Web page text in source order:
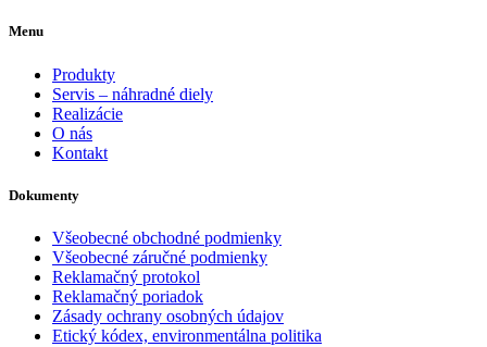
Menu
Produkty
Servis – náhradné diely
Realizácie
O nás
Kontakt
Dokumenty
Všeobecné obchodné podmienky
Všeobecné záručné podmienky
Reklamačný protokol
Reklamačný poriadok
Zásady ochrany osobných údajov
Etický kódex, environmentálna politika